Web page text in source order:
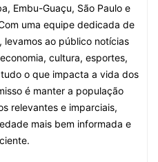
Embu-Guaçu, São Paulo e
uma equipe dedicada de
levamos ao público notícias
cultura, esportes,
o que impacta a vida dos
é manter a população
relevantes e imparciais,
mais bem informada e